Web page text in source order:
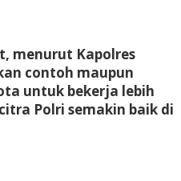
menurut Kapolres
contoh maupun
untuk bekerja lebih
Polri semakin baik di